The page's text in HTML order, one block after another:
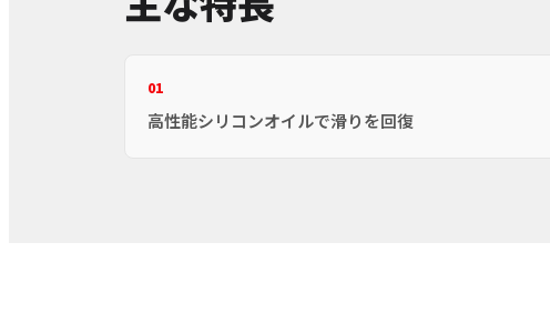
01
高性能シリコンオイルで滑りを回復